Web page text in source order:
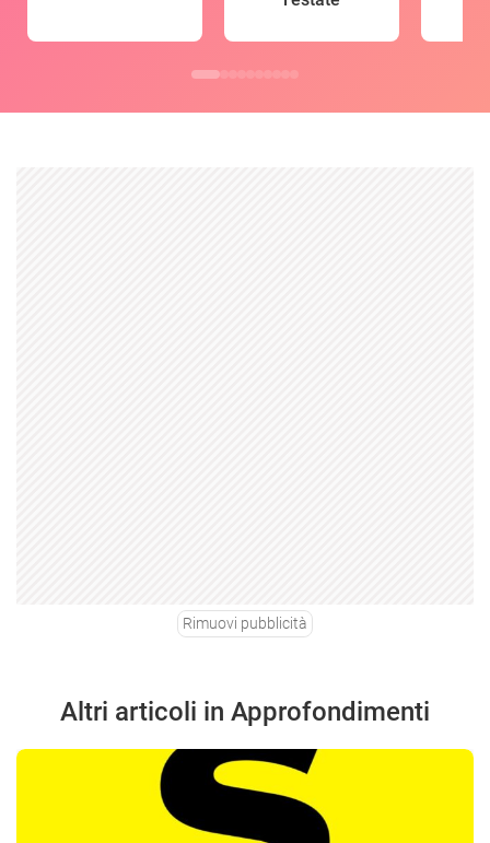
Rimuovi pubblicità
Altri articoli in Approfondimenti